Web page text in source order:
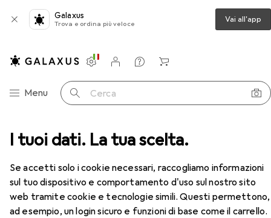
I tuoi dati. La tua scelta.
Se accetti solo i cookie necessari, raccogliamo informazioni
sul tuo dispositivo e comportamento d'uso sul nostro sito
web tramite cookie e tecnologie simili. Questi permettono,
ad esempio, un login sicuro e funzioni di base come il carrello.
Galaxus
Trova e ordina più veloce Vai all'app
Categoria Navigazione
Menu Cerca
Impostazioni
Conto cliente
Liste di confronto
Liste dei desideri
Carrello
+ Piallare Tornio Röhm Mandrino base MZB
EUR
617,86
RöhmMandrino base MZB